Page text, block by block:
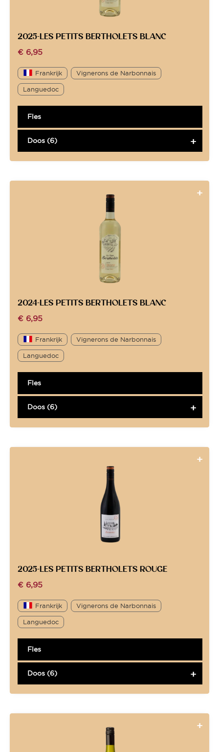
2025-LES PETITS BERTHOLETS BLANC
€ 6,95
Frankrijk Vignerons de Narbonnais
Languedoc
Fles
Doos (6)
2024-LES PETITS BERTHOLETS BLANC
€ 6,95
Frankrijk Vignerons de Narbonnais
Languedoc
Fles
Doos (6)
2025-LES PETITS BERTHOLETS ROUGE
€ 6,95
Frankrijk Vignerons de Narbonnais
Languedoc
Fles
Doos (6)